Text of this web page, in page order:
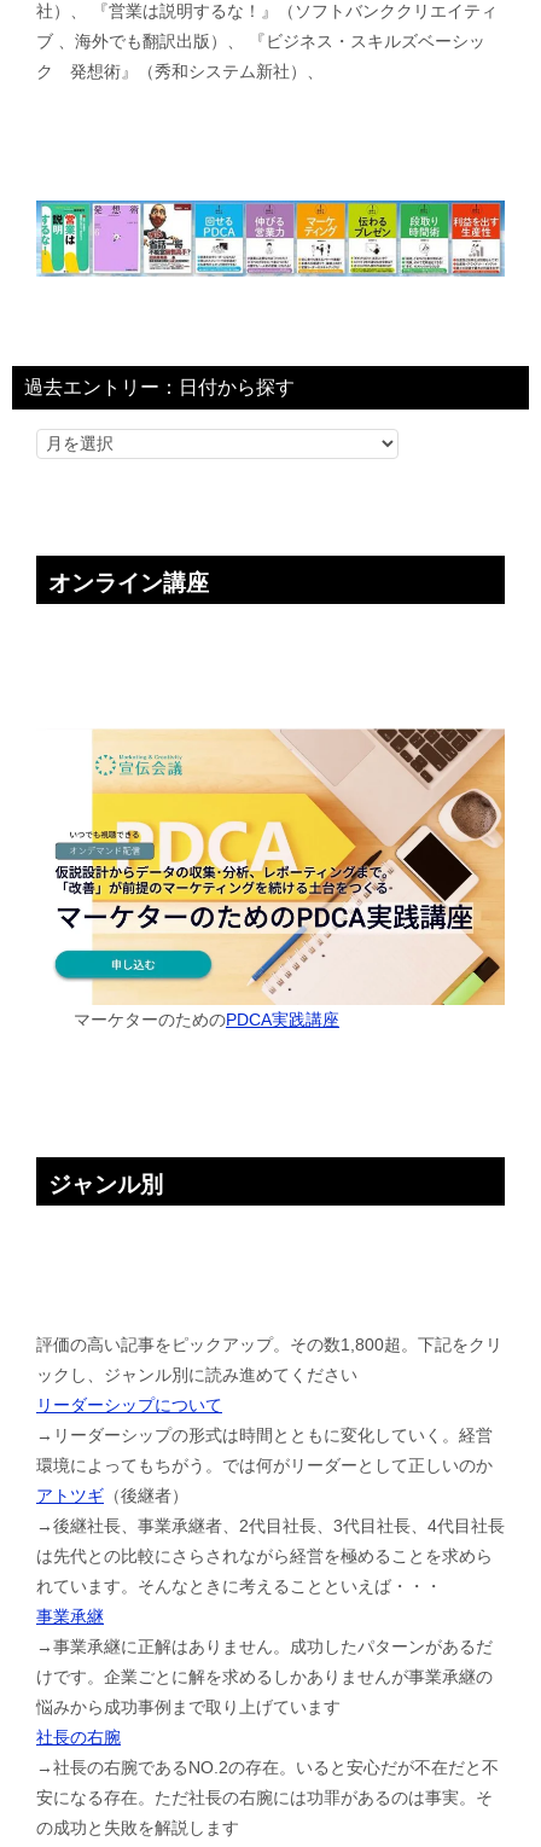
社）、 『営業は説明するな！』（ソフトバンククリエイティ
ブ 、海外でも翻訳出版）、 『ビジネス・スキルズベーシッ
ク 発想術』（秀和システム新社）、
過去エントリー：日付から探す
オンライン講座
マーケターのためのPDCA実践講座
ジャンル別
評価の高い記事をピックアップ。その数1,800超。下記をクリ
ックし、ジャンル別に読み進めてください
リーダーシップについて
→リーダーシップの形式は時間とともに変化していく。経営
環境によってもちがう。では何がリーダーとして正しいのか
アトツギ （後継者）
→後継社長、事業承継者、2代目社長、3代目社長、4代目社長
は先代との比較にさらされながら経営を極めることを求めら
れています。そんなときに考えることといえば・・・
事業承継
→事業承継に正解はありません。成功したパターンがあるだ
けです。企業ごとに解を求めるしかありませんが事業承継の
悩みから成功事例まで取り上げています
社長の右腕
→社長の右腕であるNO.2の存在。いると安心だが不在だと不
安になる存在。ただ社長の右腕には功罪があるのは事実。そ
の成功と失敗を解説します